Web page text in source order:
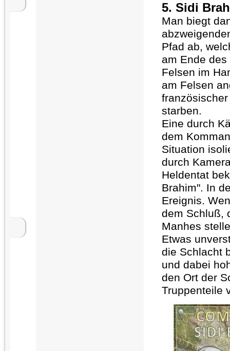
5. Sidi
Man biegt
Pfad ab,
am Ende
Felsen im
am Felsen
starben.
Eine durch
dem
Situation
durch
Heldentat
Brahim". In
Ereignis.
dem Schluß,
Manhes
Etwas
die Schlacht
und dabei
den Ort der
Truppenteile